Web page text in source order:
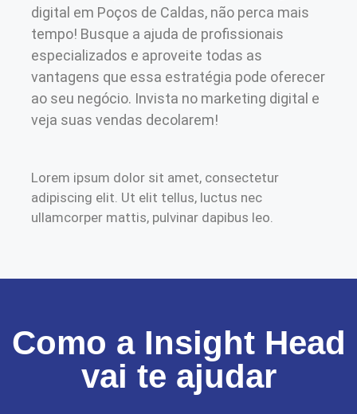
digital em Poços de Caldas, não perca mais
tempo! Busque a ajuda de profissionais
especializados e aproveite todas as
vantagens que essa estratégia pode oferecer
ao seu negócio. Invista no marketing digital e
veja suas vendas decolarem!
Lorem ipsum dolor sit amet, consectetur
adipiscing elit. Ut elit tellus, luctus nec
ullamcorper mattis, pulvinar dapibus leo.
Como a Insight Head
vai te ajudar